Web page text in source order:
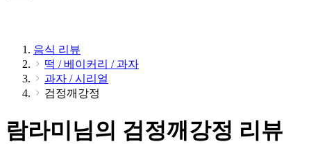
음식 리뷰
떡 / 베이커리 / 과자
과자 / 시리얼
검정깨강정
람라미님의 검정깨강정 리뷰